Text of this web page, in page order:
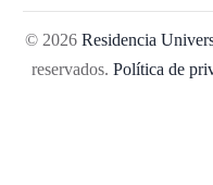
© 2026 Residencia
reservados. Política de